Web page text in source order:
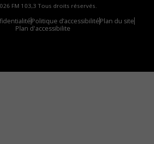
FM 103,3 Tous droits réservés.
Politique d’accessibilitéPlan du site
Plan d'accessibilite